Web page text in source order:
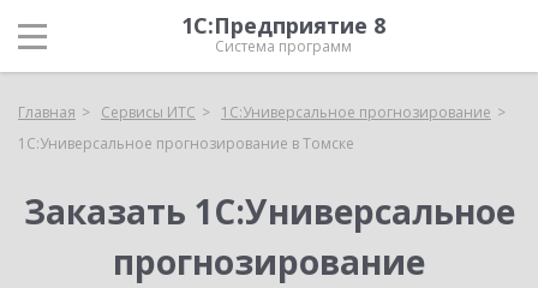
1С:Предприятие 8
Система программ
Главная Сервисы ИТС
1С:Универсальное прогнозирование
1С:Универсальное прогнозирование в Томске
Заказать 1С:Универсальное
прогнозирование